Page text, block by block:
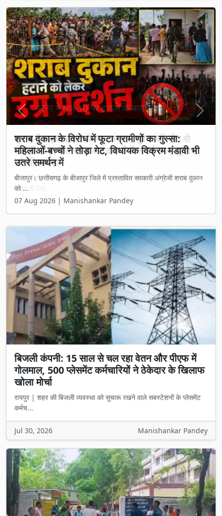
शराब दुकान के विरोध में फूटा ग्रामीणों का गुस्सा:
महिलाओं-बच्चों ने तोड़ा गेट, विधायक विक्रम मंडावी भी
उतरे समर्थन में
बीजापुर। छत्तीसगढ़ के बीजापुर जिले में प्रस्तावित सरकारी अंग्रेजी शराब दुकान
को ...
07 Aug 2026 | Manishankar Pandey
Previous Next
बिजली कंपनी: 15 साल से चल रहा वेतन और पीएफ में
गोलमाल, 500 प्लेसमेंट कर्मचारियों ने ठेकेदार के खिलाफ
खोला मोर्चा
रायपुर | शहर की बिजली व्यवस्था को सुचारू रखने वाले सबस्टेशनों के प्लेसमेंट
कर्मच...
Jul 30, 2026 Manishankar Pandey